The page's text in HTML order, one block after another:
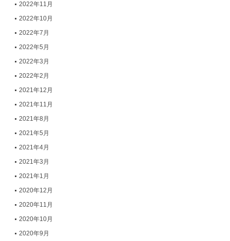
2022年11月
2022年10月
2022年7月
2022年5月
2022年3月
2022年2月
2021年12月
2021年11月
2021年8月
2021年5月
2021年4月
2021年3月
2021年1月
2020年12月
2020年11月
2020年10月
2020年9月